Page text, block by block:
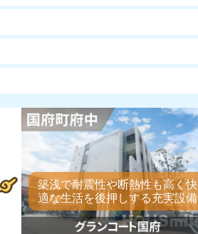
築浅で耐震性や断熱性も高く快
適な生活を後押しする充実設備